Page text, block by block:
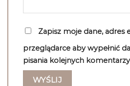
Zapisz moje dane, adres
przeglądarce aby wypełnić
pisania kolejnych